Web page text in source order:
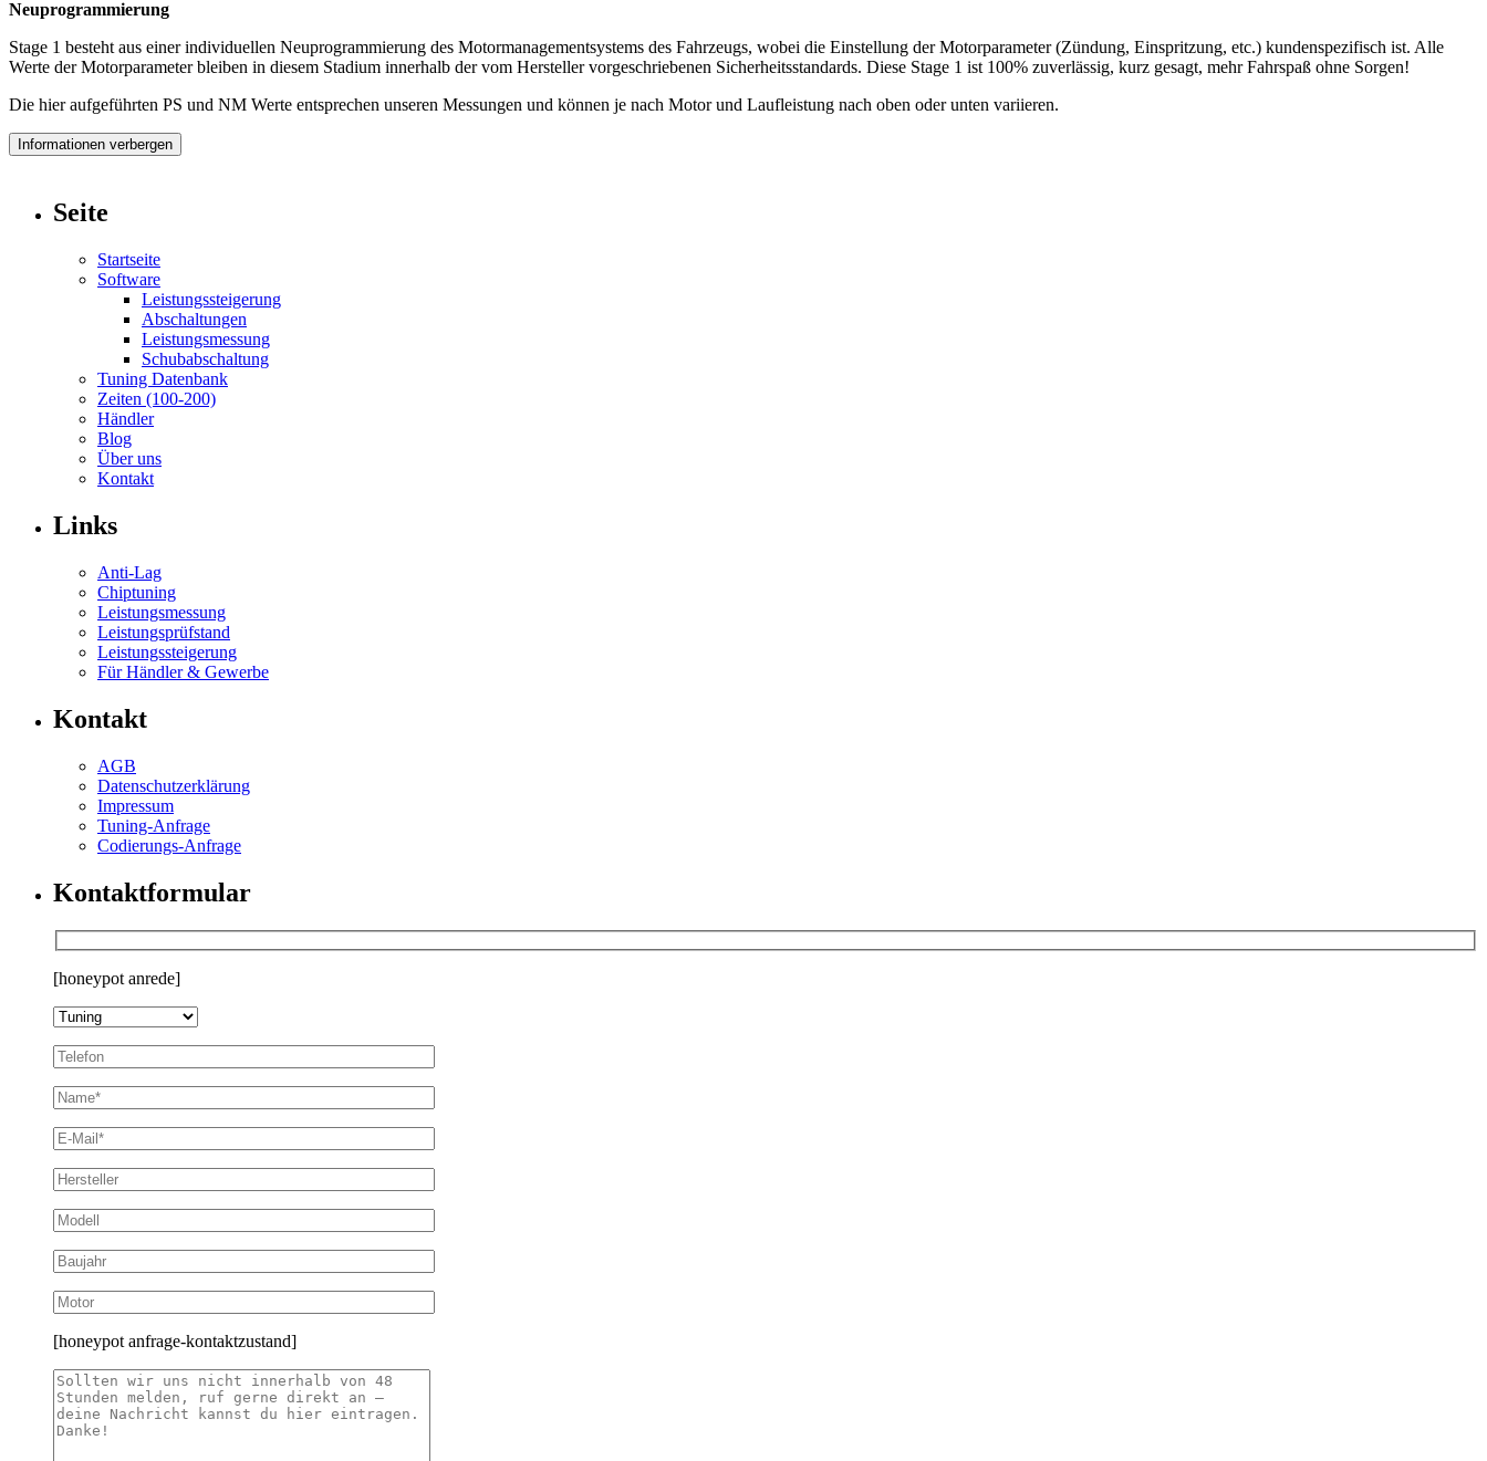
Neuprogrammierung
Stage 1 besteht aus einer individuellen Neuprogrammierung des Motormanagementsystems des Fahrzeugs, wobei die Einstellung der Motorparameter (Zündung, Einspritzung, etc.) kundenspezifisch ist. Alle
Werte der Motorparameter bleiben in diesem Stadium innerhalb der vom Hersteller vorgeschriebenen Sicherheitsstandards. Diese Stage 1 ist 100% zuverlässig, kurz gesagt, mehr Fahrspaß ohne Sorgen!
Die hier aufgeführten PS und NM Werte entsprechen unseren Messungen und können je nach Motor und Laufleistung nach oben oder unten variieren.
Informationen verbergen
Seite
Startseite
Software
Leistungssteigerung
Abschaltungen
Leistungsmessung
Schubabschaltung
Tuning Datenbank
Zeiten (100-200)
Händler
Blog
Über uns
Kontakt
Links
Anti-Lag
Chiptuning
Leistungsmessung
Leistungsprüfstand
Leistungssteigerung
Für Händler & Gewerbe
Kontakt
AGB
Datenschutzerklärung
Impressum
Tuning-Anfrage
Codierungs-Anfrage
Kontaktformular
[honeypot anrede]
[honeypot anfrage-kontaktzustand]